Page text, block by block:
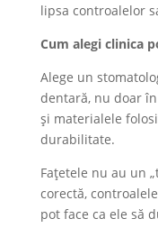
lipsa controalelor
Cum alegi clinica
Alege un
dentară, nu doar
și materialele
durabilitate.
Fațetele nu au un
corectă,
pot face ca ele să